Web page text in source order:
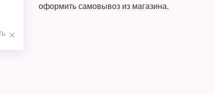
оформить самовывоз из магазина.